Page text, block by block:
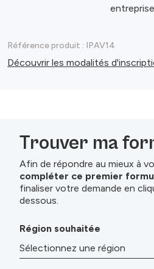
entreprise
Référence produit : IPAV14
Découvrir les modalités
Trouver ma
Afin de répondre au mieux à
compléter ce premier
finaliser votre demande en
dessous.
Région souhaitée